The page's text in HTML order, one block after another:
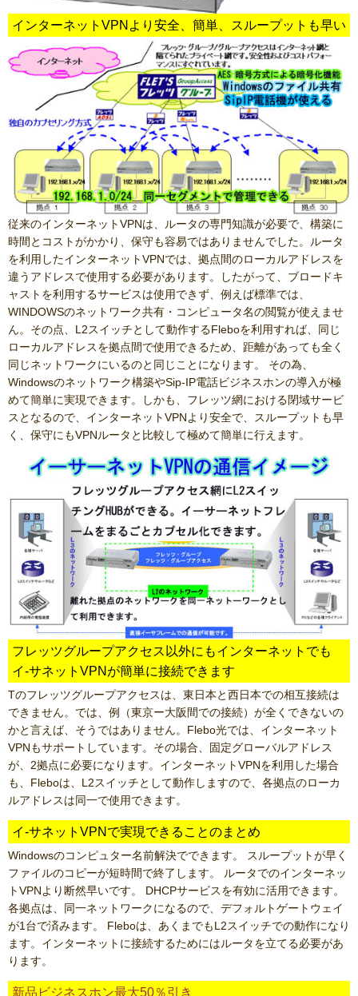
インターネットVPNより安全、簡単、スループットも早い
従来のインターネットVPNは、ルータの専門知識が必要で、構築に
時間とコストがかかり、保守も容易ではありませんでした。ルータ
を利用したインターネットVPNでは、拠点間のローカルアドレスを
違うアドレスで使用する必要があります。したがって、ブロードキ
ャストを利用するサービスは使用できず、例えば標準では、
WINDOWSのネットワーク共有・コンピュータ名の閲覧が使えませ
ん。その点、L2スイッチとして動作するFleboを利用すれば、同じ
ローカルアドレスを拠点間で使用できるため、距離があっても全く
同じネットワークにいるのと同じことになります。 その為、
Windowsのネットワーク構築やSip-IP電話ビジネスホンの導入が極
めて簡単に実現できます。しかも、フレッツ網における閉域サービ
スとなるので、インターネットVPNより安全で、スループットも早
く、保守にもVPNルータと比較して極めて簡単に行えます。
フレッツグループアクセス以外にもインターネットでも
イ-サネットVPNが簡単に接続できます
Tのフレッツグループアクセスは、東日本と西日本での相互接続は
できません。では、例（東京ー大阪間での接続）が全くできないの
かと言えば、そうではありません。Flebo光では、インターネット
VPNもサポートしています。その場合、固定グローバルアドレス
が、2拠点に必要になります。インターネットVPNを利用した場合
も、Fleboは、L2スイッチとして動作しますので、各拠点のローカ
ルアドレスは同一で使用できます。
イ-サネットVPNで実現できることのまとめ
Windowsのコンピュター名前解決でできます。 スループットが早く
ファイルのコピーが短時間で終了します。 ルータでのインターネッ
トVPNより断然早いです。 DHCPサービスを有効に活用できます。
各拠点は、同一ネットワークになるので、デフォルトゲートウェイ
が1台で済みます。 Fleboは、あくまでもL2スイッチでの動作になり
ます。インターネットに接続するためにはルータを立てる必要があ
ります。
新品ビジネスホン最大50％引き